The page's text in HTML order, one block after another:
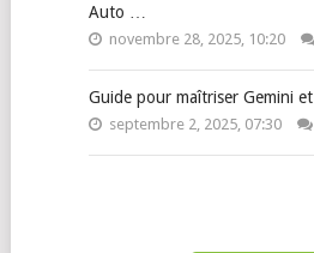
Auto …
novembre 28, 2025, 10:20
Guide pour maîtriser Gemini
septembre 2, 2025, 07:30